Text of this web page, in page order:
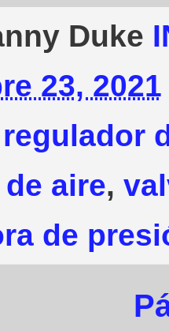
Duke
23, 2021
regulador
aire,
de